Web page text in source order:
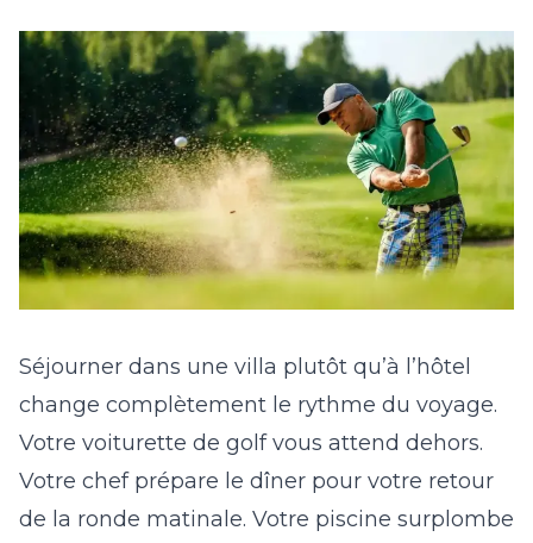
Séjourner dans une villa plutôt qu’à l’hôtel
change complètement le rythme du voyage.
Votre voiturette de golf vous attend dehors.
Votre chef prépare le dîner pour votre retour
de la ronde matinale. Votre piscine surplombe